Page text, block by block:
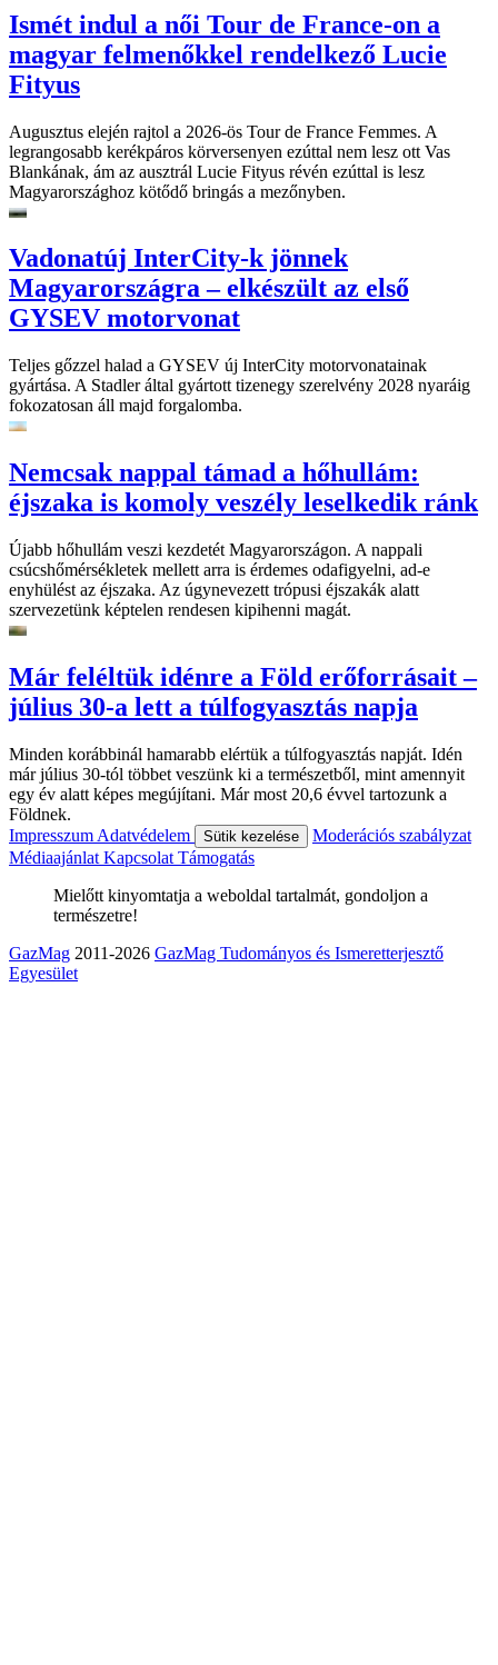
Ismét indul a női Tour de France-on a
magyar felmenőkkel rendelkező Lucie
Fityus
Augusztus elején rajtol a 2026-ös Tour de France Femmes. A
legrangosabb kerékpáros körversenyen ezúttal nem lesz ott Vas
Blankának, ám az ausztrál Lucie Fityus révén ezúttal is lesz
Magyarországhoz kötődő bringás a mezőnyben.
Vadonatúj InterCity-k jönnek
Magyarországra – elkészült az első
GYSEV motorvonat
Teljes gőzzel halad a GYSEV új InterCity motorvonatainak
gyártása. A Stadler által gyártott tizenegy szerelvény 2028 nyaráig
fokozatosan áll majd forgalomba.
Nemcsak nappal támad a hőhullám:
éjszaka is komoly veszély leselkedik ránk
Újabb hőhullám veszi kezdetét Magyarországon. A nappali
csúcshőmérsékletek mellett arra is érdemes odafigyelni, ad-e
enyhülést az éjszaka. Az úgynevezett trópusi éjszakák alatt
szervezetünk képtelen rendesen kipihenni magát.
Már feléltük idénre a Föld erőforrásait –
július 30-a lett a túlfogyasztás napja
Minden korábbinál hamarabb elértük a túlfogyasztás napját. Idén
már július 30-tól többet veszünk ki a természetből, mint amennyit
egy év alatt képes megújítani. Már most 20,6 évvel tartozunk a
Földnek.
Impresszum Adatvédelem Sütik kezelése
Moderációs szabályzat
Médiaajánlat Kapcsolat Támogatás
Mielőtt kinyomtatja a weboldal tartalmát, gondoljon a
természetre!
GazMag 2011-2026 GazMag Tudományos és Ismeretterjesztő
Egyesület